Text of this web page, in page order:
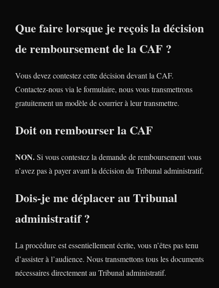
Que faire lorsque je reçois la décision
de remboursement de la CAF ?
Vous devez contestez cette décision devant la CAF.
Contactez-nous via le formulaire, nous vous transmettrons
gratuitement un modèle de courrier à leur transmettre.
Doit on rembourser la CAF
NON.Si vous contestez la demande de remboursement vous
n’avez pas à payer avant la décision du Tribunal administratif.
Dois-je me déplacer au Tribunal
administratif ?
La procédure est essentiellement écrite, vous n’êtes pas tenu
d’assister à l’audience. Nous transmettons tous les documents
nécessaires directement au Tribunal administratif.